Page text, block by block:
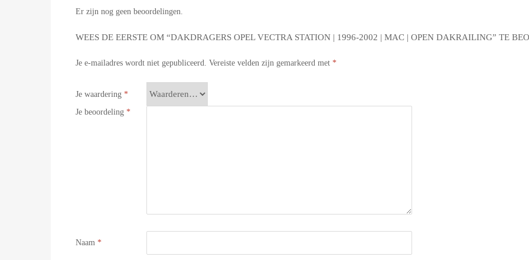
Er zijn nog geen beoordelingen.
WEES DE EERSTE OM “DAKDRAGERS OPEL VECTRA STATION | 1996-2002 | MAC | OPEN DAKRAILING” TE
Je e-mailadres wordt niet gepubliceerd. Vereiste velden zijn gemarkeerd met *
Je waardering *
Je beoordeling *
Naam *